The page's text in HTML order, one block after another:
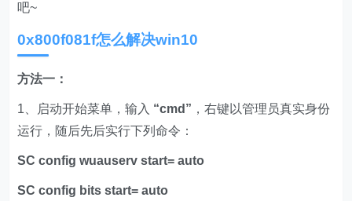
吧~
0x800f081f怎么解决win10
方法一：
1、启动开始菜单，输入 “cmd” ，右键以管理员真实身份
运行，随后先后实行下列命令：
SC config wuauserv start= auto
SC config bits start= auto